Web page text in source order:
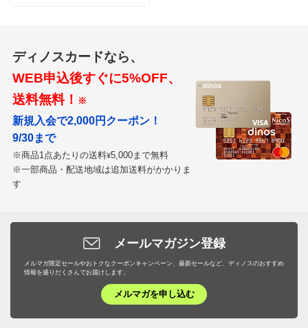
ディノスカードなら、
WEB申込後すぐに5%OFF、
送料無料！ ※
新規入会で2,000円クーポン！
9/30まで
※商品1点あたりの送料¥5,000まで無料
※一部商品・配送地域は追加送料がかかりま
す
メールマガジン登録
メルマガ限定セールやおトクなクーポンキャンペーン、最新セールなど、ディノスのおすすめ
情報を盛りだくさんでお届けします。
メルマガを申し込む